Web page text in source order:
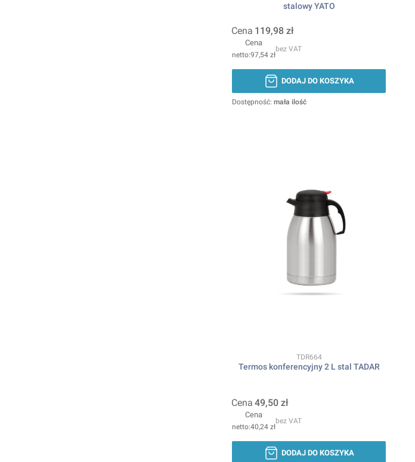
stalowy YATO
Cena 119,98 zł
Cena
97,54 zł
bez VAT
DODAJ DO KOSZYKA
Dostępność: mała ilość
Kod produktu
TDR664
Termos konferencyjny 2 L stal TADAR
Cena 49,50 zł
Cena
40,24 zł
bez VAT
DODAJ DO KOSZYKA